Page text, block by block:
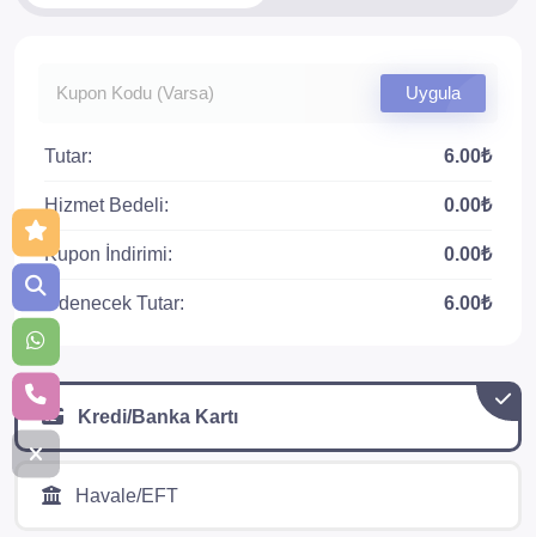
Uygula
Tutar: 6.00₺
Hizmet Bedeli: 0.00₺
Kupon İndirimi: 0.00₺
Ödenecek Tutar: 6.00₺
Kredi/Banka Kartı
Havale/EFT